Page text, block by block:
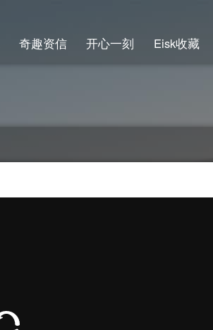
奇趣资信 开心一刻 Eisk收藏